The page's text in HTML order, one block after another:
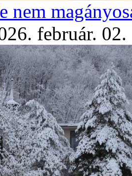
nem
február.